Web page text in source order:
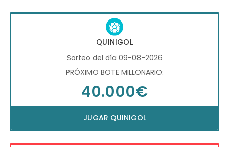
QUINIGOL
Sorteo del día 09-08-2026
PRÓXIMO BOTE MILLONARIO:
40.000€
JUGAR QUINIGOL